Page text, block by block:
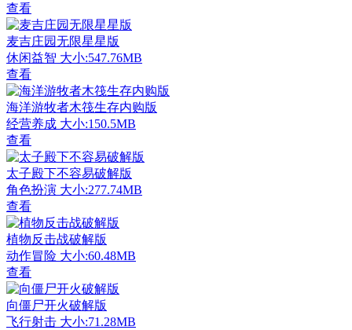
查看
麦吉庄园无限星星版
休闲益智 大小:547.76MB
查看
海洋游牧者木筏生存内购版
经营养成 大小:150.5MB
查看
太子殿下不容易破解版
角色扮演 大小:277.74MB
查看
植物反击战破解版
动作冒险 大小:60.48MB
查看
向僵尸开火破解版
飞行射击 大小:71.28MB